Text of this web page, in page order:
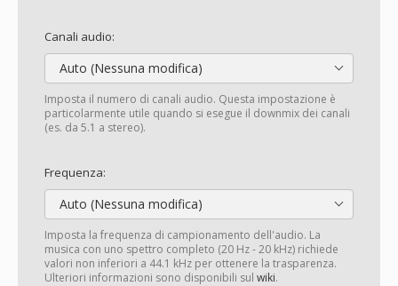
Canali audio:
Auto (Nessuna modifica)
Imposta il numero di canali audio. Questa impostazione è
particolarmente utile quando si esegue il downmix dei canali
(es. da 5.1 a stereo).
Frequenza:
Auto (Nessuna modifica)
Imposta la frequenza di campionamento dell'audio. La
musica con uno spettro completo (20 Hz - 20 kHz) richiede
valori non inferiori a 44.1 kHz per ottenere la trasparenza.
Ulteriori informazioni sono disponibili sul wiki.